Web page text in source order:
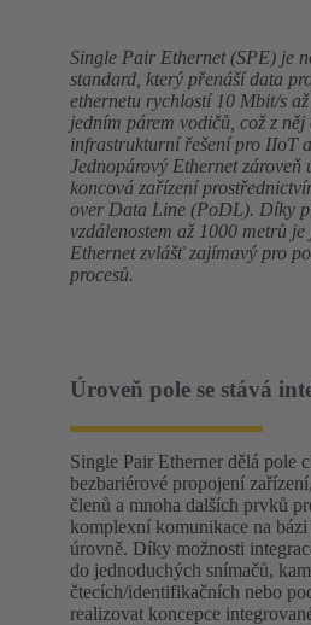
Single Pair Ethernet (SPE) je
standard, který přenáší data
ethernetu rychlostí 10 Mbit/s
jedním párem vodičů, což z
infrastrukturní řešení pro IIoT
Jednopárový Ethernet zároveň
koncová zařízení
over Data Line (PoDL). Díky
vzdálenostem až 1000 metrů
Ethernet zvlášť zajímavý pro
procesů.
Úroveň pole se stává
Single Pair Etherner dělá pole
bezbariérové propojení
členů a mnoha dalších prvků
komplexní komunikace na
úrovně. Díky možnosti
do jednoduchých snímačů,
čtecích/identifikačních nebo
realizovat koncepce